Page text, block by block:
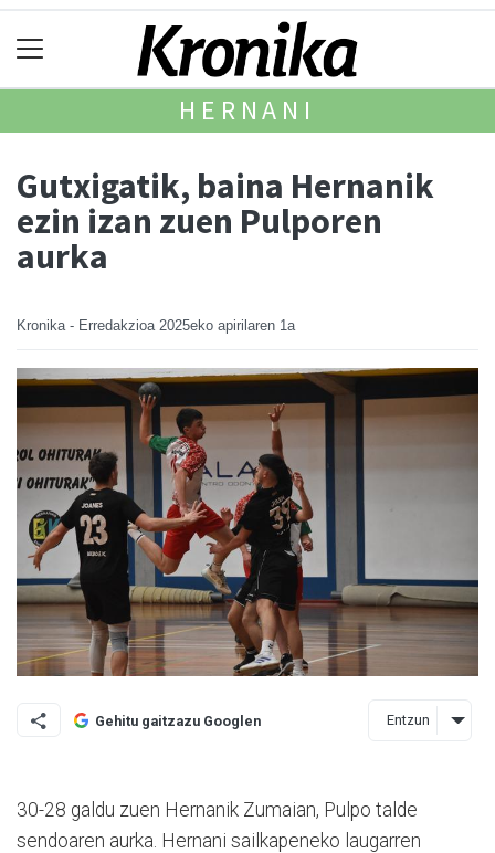
HERNANI
Gutxigatik, baina Hernanik
ezin izan zuen Pulporen
aurka
Kronika - Erredakzioa 2025eko apirilaren 1a
Gehitu gaitzazu Googlen Entzun
30-28 galdu zuen Hernanik Zumaian, Pulpo talde
sendoaren aurka. Hernani sailkapeneko laugarren